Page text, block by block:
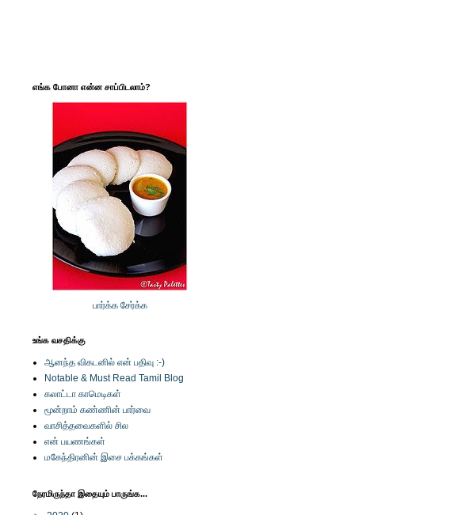
எங்க போனா என்ன சாப்பிடலாம்?
பார்க்க சேர்க்க
உங்க வசதிக்கு
ஆனந்த விகடனில் என் பதிவு :-)
Notable & Must Read Tamil Blog
கலாட்டா காமெடிகள்
மூன்றாம் கண்ணின் பார்வை
வாசித்தவைகளில் சில
என் பயணங்கள்
மகேந்திரனின் இசை பக்கங்கள்
நேரமிருந்தா இதையும் பாருங்க...